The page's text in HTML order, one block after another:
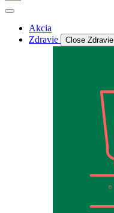
Akcia
Zdravie
Close Zdravie